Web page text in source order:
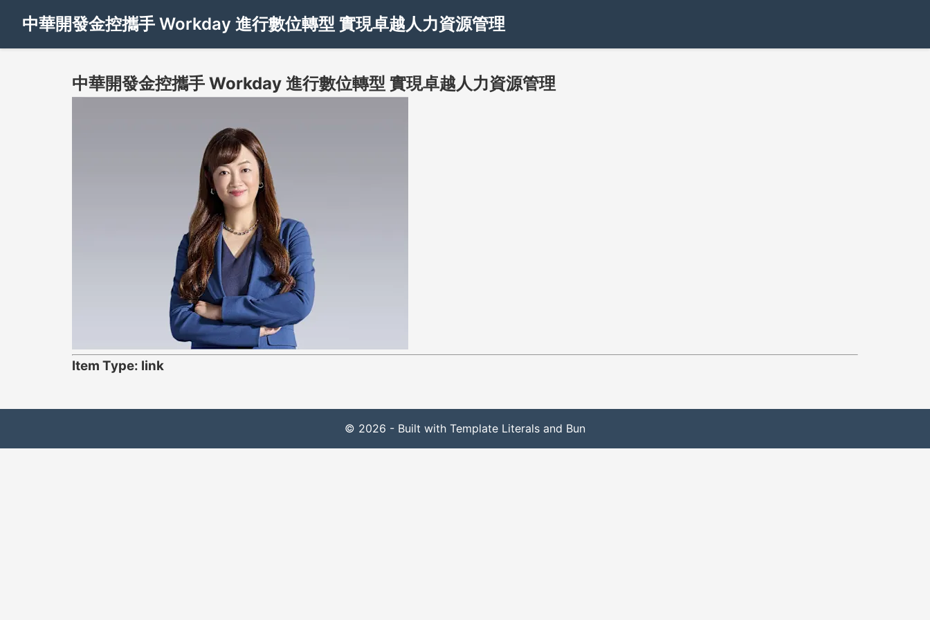
中華開發金控攜手 Workday 進行數位轉型 實現卓越人力資源管理
中華開發金控攜手 Workday 進行數位轉型 實現卓越人力資源管理
Item Type: link
© 2026 - Built with Template Literals and Bun